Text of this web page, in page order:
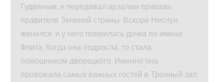
Гудвиным, и передавал арзалам приказы
правителя Зеленой страны. Вскоре Неслун
женился, и у него появилась дочка по имени
Флита. Когда она подросла, то стала
помощником дворецкого. Именно она
провожала самых важных гостей в Тронный зал